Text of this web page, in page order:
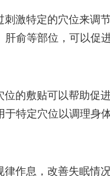
激特定的穴位来调
俞等部位，可以促
的敷贴可以帮助促
特定穴位以调理身
作息，改善失眠情